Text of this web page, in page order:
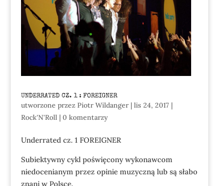
UNDERRATED CZ. 1 : FOREIGNER
utworzone przez Piotr Wildanger| lis 24, 2017|
Rock'N'Roll| 0 komentarzy
Underrated cz. 1 FOREIGNER
Subiektywny cykl poświęcony wykonawcom
niedocenianym przez opinie muzyczną lub są słabo
znani w Polsce.